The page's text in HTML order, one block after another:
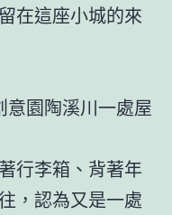
在這座小城的來
意園陶溪川一處屋
行李箱、背著年
，認為又是一處